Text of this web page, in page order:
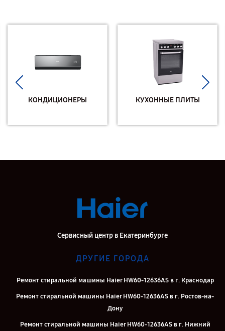
КОНДИЦИОНЕРЫ КУХОННЫЕ ПЛИТЫ
Сервисный центр в Екатеринбурге
ДРУГИЕ ГОРОДА
Ремонт стиральной машины Haier HW60-12636AS в г. Краснодар
Ремонт стиральной машины Haier HW60-12636AS в г. Ростов-на-
Дону
Ремонт стиральной машины Haier HW60-12636AS в г. Нижний